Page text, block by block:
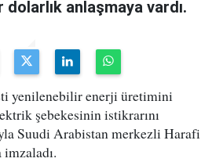
dolarlık anlaşmaya vardı.
yenilenebilir enerji üretimini
şebekesinin istikrarını
Suudi Arabistan merkezli Harafi